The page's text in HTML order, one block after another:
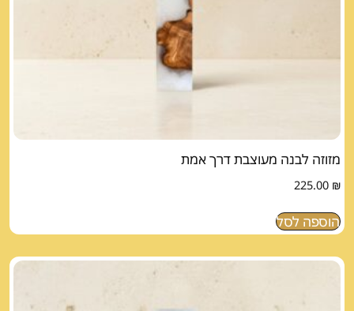
מזוזה לבנה מעוצבת דרך אמת
225.00 ₪
הוספה לסל